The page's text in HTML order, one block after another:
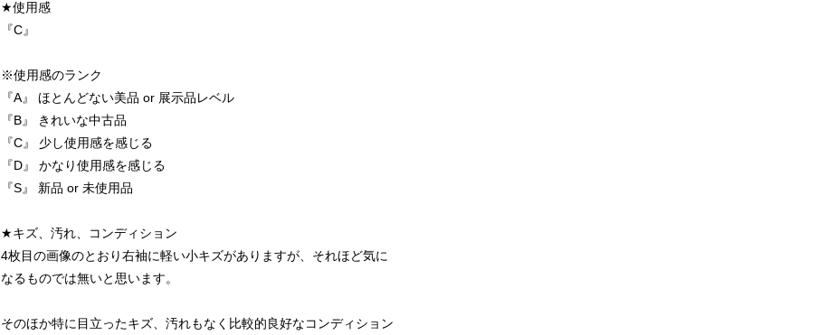
★使用感
『C』
※使用感のランク
『A』 ほとんどない美品 or 展示品レベル
『B』 きれいな中古品
『C』 少し使用感を感じる
『D』 かなり使用感を感じる
『S』 新品 or 未使用品
★キズ、汚れ、コンディション
4枚目の画像のとおり右袖に軽い小キズがありますが、それほど気に
なるものでは無いと思います。
そのほか特に目立ったキズ、汚れもなく比較的良好なコンディション